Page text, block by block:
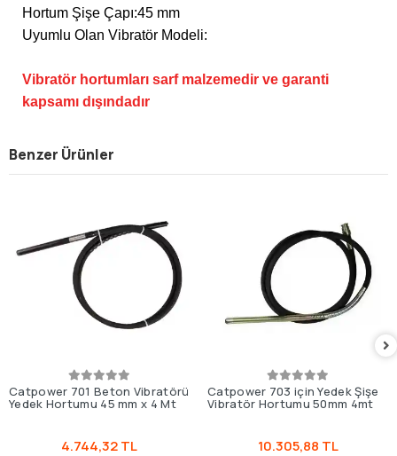
Hortum Şişe Çapı:45 mm
Uyumlu Olan Vibratör Modeli:
Vibratör hortumları sarf malzemedir ve garanti
kapsamı dışındadır
Benzer Ürünler
Catpower 701 Beton Vibratörü
Yedek Hortumu 45 mm x 4 Mt
4.744,32 TL
Catpower 703 için Yedek Şişe
Vibratör Hortumu 50mm 4mt
10.305,88 TL